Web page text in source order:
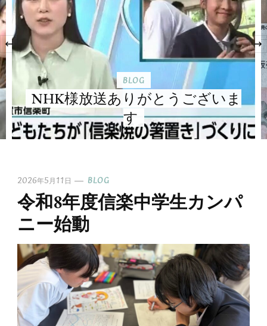
BLOG
NHK様放送ありがとうございま
す
‹
2026年5月11日 BLOG
令和8年度信楽中学生カンパ
ニー始動